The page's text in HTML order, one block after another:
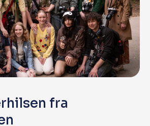
fra